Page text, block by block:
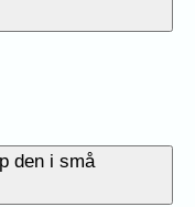
den i små